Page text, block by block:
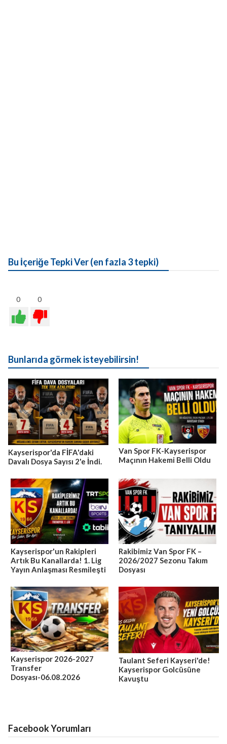
Bu İçeriğe Tepki Ver (en fazla 3 tepki)
0 0
Bunlarıda görmek isteyebilirsin!
Kayserispor'da FİFA'daki
Davalı Dosya Sayısı 2'e İndi.
Van Spor FK-Kayserispor
Maçının Hakemi Belli Oldu
Kayserispor'un Rakipleri
Artık Bu Kanallarda! 1. Lig
Yayın Anlaşması Resmileşti
Rakibimiz Van Spor FK –
2026/2027 Sezonu Takım
Dosyası
Kayserispor 2026-2027
Transfer
Dosyası-06.08.2026
Taulant Seferi Kayseri'de!
Kayserispor Golcüsüne
Kavuştu
Facebook Yorumları